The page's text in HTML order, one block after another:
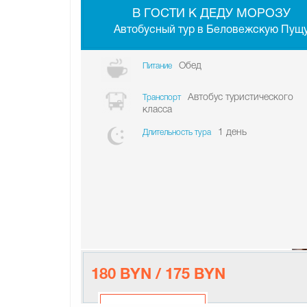
В ГОСТИ К ДЕДУ МОРОЗУ
Автобусный тур в Беловежскую
Питание Обед
Транспорт
Автобус туристического
класса
Длительность тура 1 день
180 BYN / 175 BYN